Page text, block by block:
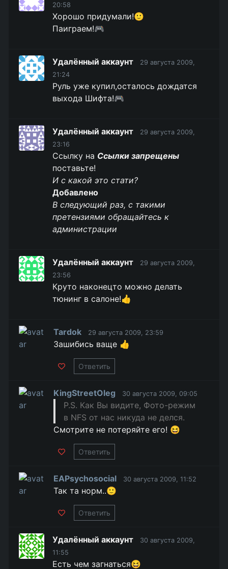
20:58
Хорошо придумали!🙂
Паиграем!🎮
Удалённый аккаунт
29 августа 2009,
21:24
Руль уже купил,осталось дождатся
выхода Шифта!🎮
Удалённый аккаунт
29 августа 2009,
23:16
Ссылку на Ссылки запрещены
поставьте!
И с какой это стати?
Добавлено
В следующий раз, с такими
претензиями обращайтесь к
администрации
Удалённый аккаунт
29 августа 2009,
23:56
Круто наконецто можно делать
тюнинг в салоне!👍
Tardok 29 августа 2009, 23:59
Зашибись ваще 👍
Ответить
KingStreetOleg 30 августа 2009, 09:05
P.S. Как Вы видите, Фото-режим
в NFS от нас никуда не делся.
Смотрите не потеряйте его! 😆
Ответить
EAPsychosocial 30 августа 2009, 11:52
Так та норм..🙂
Ответить
Удалённый аккаунт
30 августа 2009,
11:55
Есть чем загнаться😆